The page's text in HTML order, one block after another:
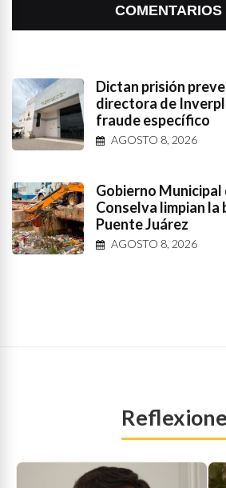
COMENTARIOS
Dictan prisión
directora de
fraude específico
AGOSTO 8, 2026
Gobierno
Conselva limpian la
Puente Juárez
AGOSTO 8, 2026